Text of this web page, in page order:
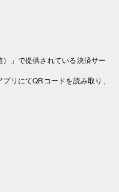
」で提供されている決済サー
リにてQRコードを読み取り、